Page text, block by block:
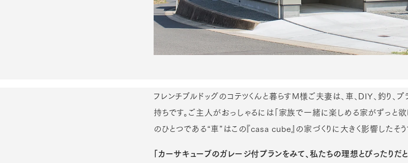
フレンチブルドッグのコテツくんと暮らすM様ご夫妻は、車、DIY、釣り、
持ちです。ご主人がおっしゃるには「家族で一緒に楽しめる家がずっと
のひとつである“車”はこの『casa cube』の家づくりに大きく影響したそう
「カーサキューブのガレージ付プランをみて、私たちの理想とぴったりだと